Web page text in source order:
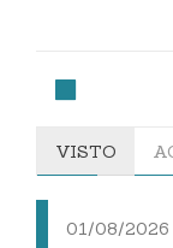
VISTO
01/08/2026